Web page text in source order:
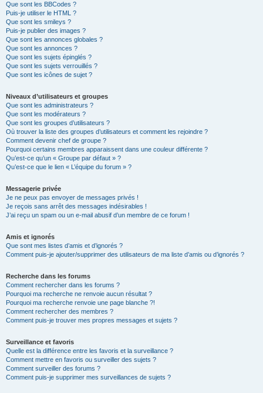
Que sont les BBCodes ?
Puis-je utiliser le HTML ?
Que sont les smileys ?
Puis-je publier des images ?
Que sont les annonces globales ?
Que sont les annonces ?
Que sont les sujets épinglés ?
Que sont les sujets verrouillés ?
Que sont les icônes de sujet ?
Niveaux d’utilisateurs et groupes
Que sont les administrateurs ?
Que sont les modérateurs ?
Que sont les groupes d’utilisateurs ?
Où trouver la liste des groupes d’utilisateurs et comment les rejoindre ?
Comment devenir chef de groupe ?
Pourquoi certains membres apparaissent dans une couleur différente ?
Qu’est-ce qu’un « Groupe par défaut » ?
Qu’est-ce que le lien « L’équipe du forum » ?
Messagerie privée
Je ne peux pas envoyer de messages privés !
Je reçois sans arrêt des messages indésirables !
J’ai reçu un spam ou un e-mail abusif d’un membre de ce forum !
Amis et ignorés
Que sont mes listes d’amis et d’ignorés ?
Comment puis-je ajouter/supprimer des utilisateurs de ma liste d’amis ou d’ignorés ?
Recherche dans les forums
Comment rechercher dans les forums ?
Pourquoi ma recherche ne renvoie aucun résultat ?
Pourquoi ma recherche renvoie une page blanche ?!
Comment rechercher des membres ?
Comment puis-je trouver mes propres messages et sujets ?
Surveillance et favoris
Quelle est la différence entre les favoris et la surveillance ?
Comment mettre en favoris ou surveiller des sujets ?
Comment surveiller des forums ?
Comment puis-je supprimer mes surveillances de sujets ?